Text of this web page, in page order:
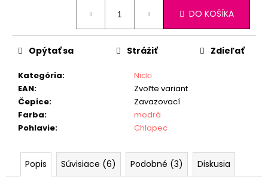
DO KOŠÍKA
Kategória:
Nicki
EAN:
Zvoľte variant
Čepice:
Zavazovací
Farba:
modrá
Pohlavie: Chlapec
Opýtať sa Strážiť Zdieľať
Popis Súvisiace (6) Podobné (3) Diskusia